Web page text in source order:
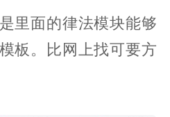
里面的律法模块能够
板。比网上找可要方